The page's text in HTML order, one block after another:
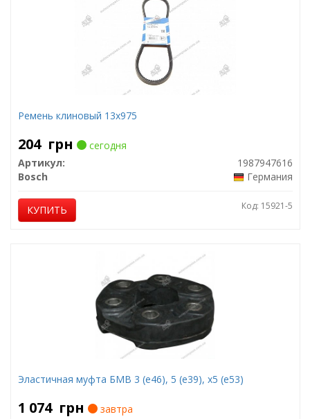
Ремень клиновый 13х975
204 грн
сегодня
Артикул:
1987947616
Bosch
Германия
КУПИТЬ Код: 15921-5
Эластичная муфта БМВ 3 (е46), 5 (е39), х5 (е53)
1 074 грн
завтра